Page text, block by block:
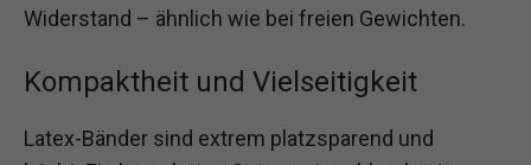
Widerstand – ähnlich wie bei freien Gewichten.
Kompaktheit und Vielseitigkeit
Latex-Bänder sind extrem platzsparend und